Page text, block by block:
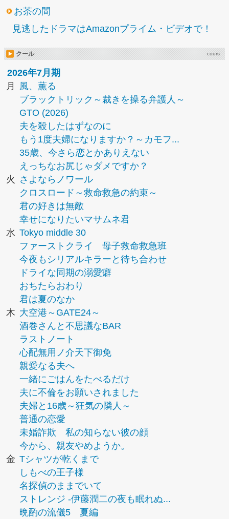
お茶の間
見逃したドラマはAmazonプライム・ビデオで！
クール cours
2026年7月期
月
風、薫る
ブラックトリック～裁きを操る弁護人～
GTO (2026)
夫を殺したはずなのに
もう1度夫婦になりますか？～カモフ...
35歳、今さら恋とかありえない
えっちなお尻じゃダメですか？
火
さよならノワール
クロスロード～救命救急の約束～
君の好きは無敵
幸せになりたいマサムネ君
水 Tokyo middle 30
ファーストクライ 母子救命救急班
今夜もシリアルキラーと待ち合わせ
ドライな同期の溺愛癖
おちたらおわり
君は夏のなか
木 大空港～GATE24～
酒巻さんと不思議なBAR
ラストノート
心配無用ノ介天下御免
親愛なる夫へ
一緒にごはんをたべるだけ
夫に不倫をお願いされました
夫婦と16歳～狂気の隣人～
普通の恋愛
未婚詐欺 私の知らない彼の顔
今から、親友やめようか。
金 Tシャツが乾くまで
しもべの王子様
名探偵のままでいて
ストレンジ -伊藤潤二の夜も眠れぬ...
晩酌の流儀5 夏編